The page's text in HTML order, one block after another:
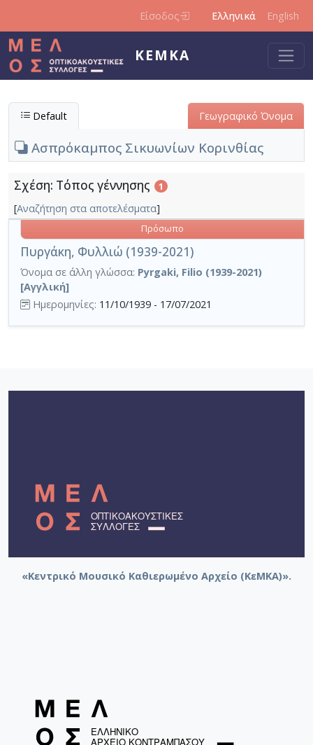
Είσοδος Ελληνικά English
ΚΕΜΚΑ
Default Γεωγραφικό Όνομα
Ασπρόκαμπος Σικυωνίων Κορινθίας
Σχέση: Τόπος γέννησης 1
[Αναζήτηση στα αποτελέσματα]
Πυργάκη, Φυλλιώ (1939-2021)
Πρόσωπο
Όνομα σε άλλη γλώσσα: Pyrgaki, Filio (1939-2021)
[Αγγλική]
Ημερομηνίες: 11/10/1939 - 17/07/2021
«Κεντρικό Μουσικό Καθιερωμένο Αρχείο (ΚεΜΚΑ)».